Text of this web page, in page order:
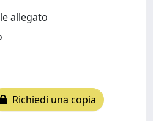
allegato
Richiedi una copia